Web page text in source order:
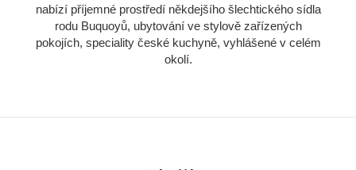
nabízí příjemné prostředí někdejšího šlechtického sídla
rodu Buquoyů, ubytování ve stylově zařízených
pokojích, speciality české kuchyně, vyhlášené v celém
okolí.